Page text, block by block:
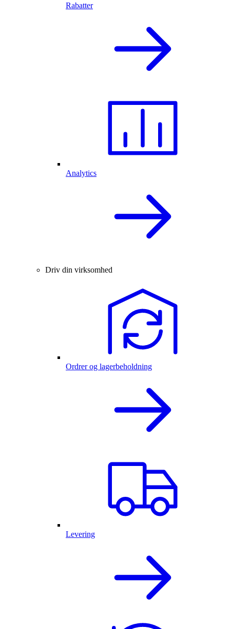
Rabatter
Analytics
Driv din virksomhed
Ordrer og lagerbeholdning
Levering